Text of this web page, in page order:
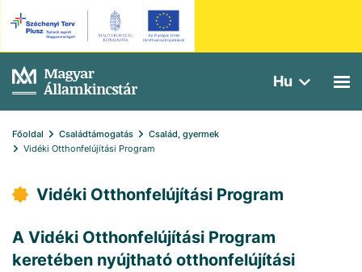
Hu
Főoldal Családtámogatás
Család, gyermek
Vidéki Otthonfelújítási Program
Vidéki Otthonfelújítási Program
A Vidéki Otthonfelújítási Program
keretében nyújtható otthonfelújítási